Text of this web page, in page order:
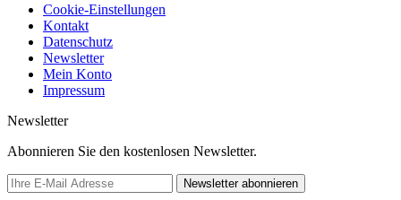
Cookie-Einstellungen
Kontakt
Datenschutz
Newsletter
Mein Konto
Impressum
Newsletter
Abonnieren Sie den kostenlosen Newsletter.
Newsletter abonnieren